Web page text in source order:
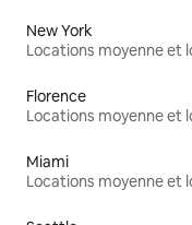
New York
Florence
Miami